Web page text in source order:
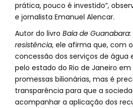
prática, pouco é investido”,
e jornalista Emanuel Alencar.
Autor do livro Baía de
resistência, ele afirma que, com
concessão dos serviços de água
pelo estado do Rio de Janeiro em
promessas bilionárias, mas é
transparência para que a
acompanhar a aplicação dos